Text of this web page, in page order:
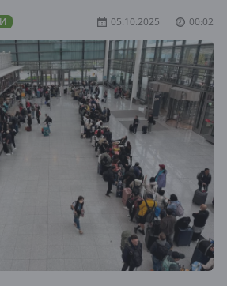
05.10.2025 00:02